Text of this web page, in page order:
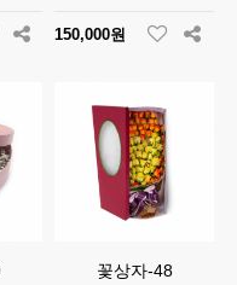
150,000원
꽃상자-48